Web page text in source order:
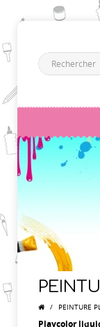
/ PEINTURE
Playcolor